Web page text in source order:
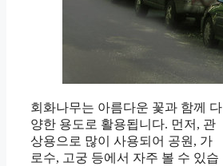
회화나무는 아름다운 꽃과 함께 다
양한 용도로 활용됩니다. 먼저, 관
상용으로 많이 사용되어 공원, 가
로수, 고궁 등에서 자주 볼 수 있습